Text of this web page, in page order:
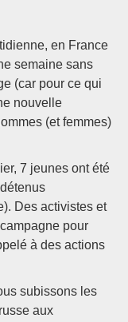
en France
semaine sans
(car pour ce qui
nouvelle
(et femmes)
7 jeunes ont été
Des activistes et
pour
à des actions
subissons les
aux